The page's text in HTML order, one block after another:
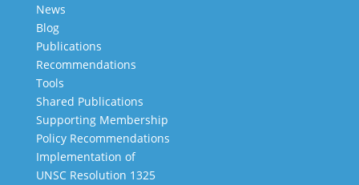
News
Blog
Publications
Recommendations
Tools
Shared Publications
Supporting Membership
Policy Recommendations
Implementation of
UNSC Resolution 1325